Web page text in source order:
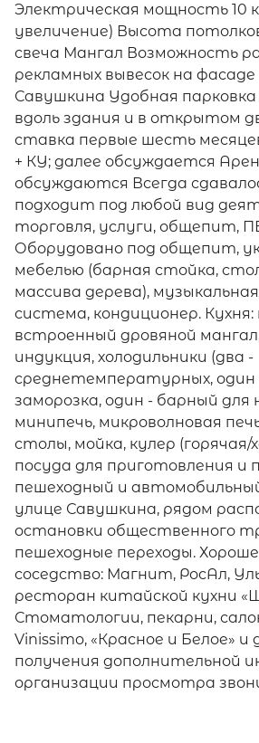
Электрическая мощность 10
увеличение) Высота
свеча Мангал Возможность
рекламных вывесок на
Савушкина Удобная
вдоль здания и в открытом
ставка первые шесть
+ КУ; далее обсуждается
обсуждаются Всегда
подходит под любой вид
торговля, услуги, общепит,
Оборудовано под общепит,
мебелью (барная стойка,
массива дерева),
система, кондиционер.
встроенный дровяной
индукция, холодильники (два -
среднетемпературных, один
заморозка, один - барный для
минипечь, микроволновая
столы, мойка, кулер (горячая/
посуда для приготовления и
пешеходный и
улице Савушкина, рядом
остановки общественного
пешеходные переходы.
соседство: Магнит, РосАл,
ресторан китайской кухни
Стоматологии, пекарни,
Vinissimo, «Красное и Белое» и
получения дополнительной
организации просмотра